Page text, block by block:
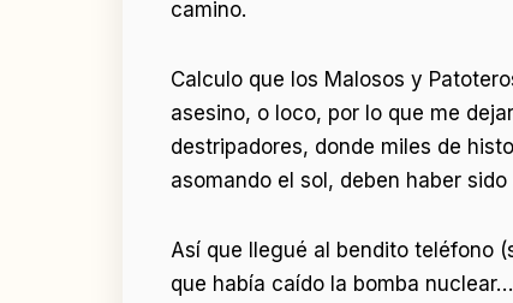
camino.
Calculo que los Malosos y
asesino, o loco, por lo que me
destripadores, donde miles de
asomando el sol, deben haber
Así que llegué al bendito teléfono
que había caído la bomba